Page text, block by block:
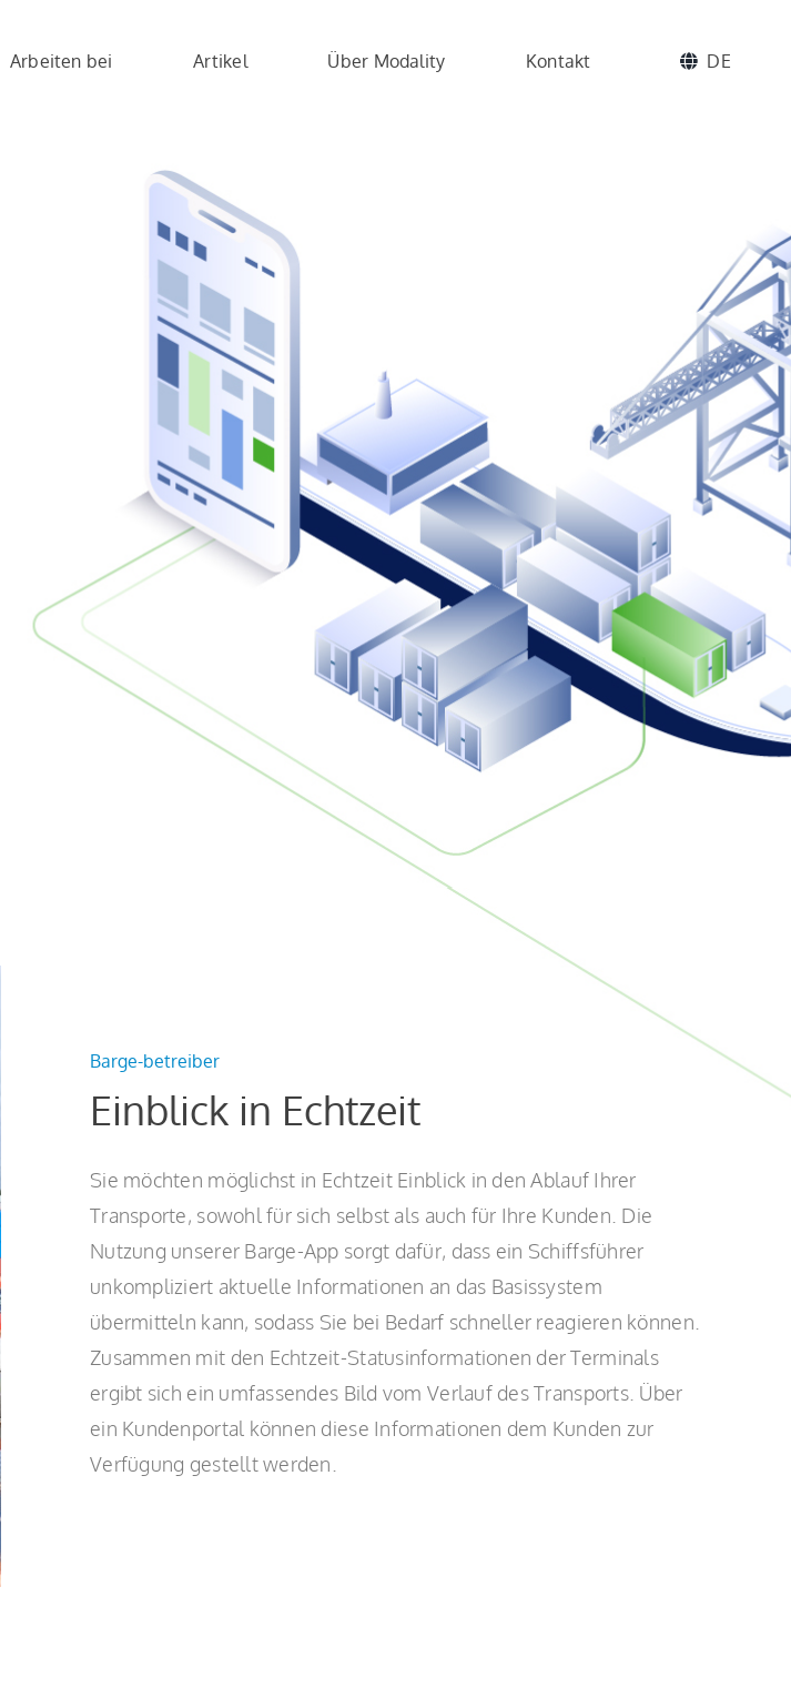
Arbeiten bei Artikel Über Modality Kontakt DE
Barge-betreiber
Einblick in Echtzeit
Sie möchten möglichst in Echtzeit Einblick in den Ablauf Ihrer
Transporte, sowohl für sich selbst als auch für Ihre Kunden. Die
Nutzung unserer Barge-App sorgt dafür, dass ein Schiffsführer
unkompliziert aktuelle Informationen an das Basissystem
übermitteln kann, sodass Sie bei Bedarf schneller reagieren können.
Zusammen mit den Echtzeit-Statusinformationen der Terminals
ergibt sich ein umfassendes Bild vom Verlauf des Transports. Über
ein Kundenportal können diese Informationen dem Kunden zur
Verfügung gestellt werden.